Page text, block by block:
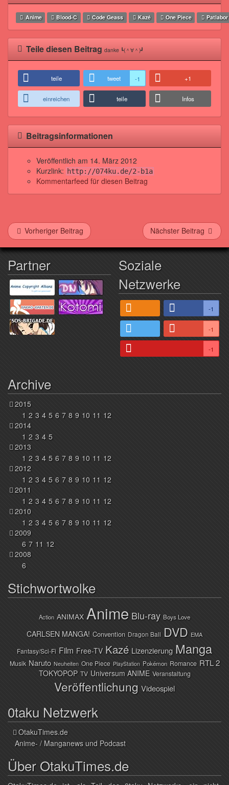
Anime Blood-C Code Geass Kazé One Piece Patlabor
Teile diesen Beitragdanke ┗(＾∀＾)┛
teile tweet -1 +1
einreichen teile Infos
Beitragsinformationen
Veröffentlich am 14. März 2012
Kurzlink: http://074ku.de/2-b1a
Kommentarfeed für diesen Beitrag
Vorheriger Beitrag Nächster Beitrag
Partner
Soziale
Netzwerke
-1
-1
-1
Archive
2015
1 2 3 4 5 6 7 8 9 10 11 12
2014
1 2 3 4 5
2013
1 2 3 4 5 6 7 8 9 10 11 12
2012
1 2 3 4 5 6 7 8 9 10 11 12
2011
1 2 3 4 5 6 7 8 9 10 11 12
2010
1 2 3 4 5 6 7 8 9 10 11 12
2009
6 7 11 12
2008
6
Stichwortwolke
Action ANIMAX Anime Blu-ray Boys Love
CARLSEN MANGA! Convention Dragon Ball DVD EMA
Fantasy/Sci-Fi Film Free-TV Kazé Lizenzierung Manga
Musik Naruto Neuheiten One Piece PlayStation Pokémon Romance RTL 2
TOKYOPOP TV Universum ANIME Veranstaltung
Veröffentlichung Videospiel
0taku Netzwerk
OtakuTimes.de
Anime- / Manganews und Podcast
Über OtakuTimes.de